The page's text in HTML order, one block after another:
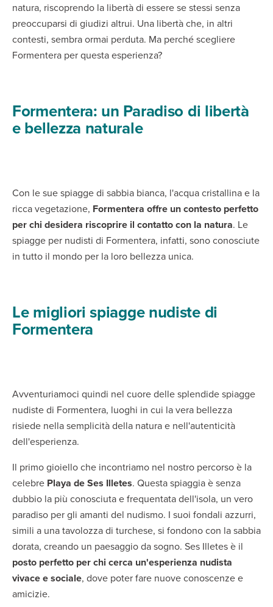
natura, riscoprendo la libertà di essere se stessi senza
preoccuparsi di giudizi altrui. Una libertà che, in altri
contesti, sembra ormai perduta. Ma perché scegliere
Formentera per questa esperienza?
Formentera: un Paradiso di libertà
e bellezza naturale
Con le sue spiagge di sabbia bianca, l'acqua cristallina e la
ricca vegetazione, Formentera offre un contesto perfetto
per chi desidera riscoprire il contatto con la natura. Le
spiagge per nudisti di Formentera, infatti, sono conosciute
in tutto il mondo per la loro bellezza unica.
Le migliori spiagge nudiste di
Formentera
Avventuriamoci quindi nel cuore delle splendide spiagge
nudiste di Formentera, luoghi in cui la vera bellezza
risiede nella semplicità della natura e nell'autenticità
dell'esperienza.
Il primo gioiello che incontriamo nel nostro percorso è la
celebre Playa de Ses Illetes. Questa spiaggia è senza
dubbio la più conosciuta e frequentata dell'isola, un vero
paradiso per gli amanti del nudismo. I suoi fondali azzurri,
simili a una tavolozza di turchese, si fondono con la sabbia
dorata, creando un paesaggio da sogno. Ses Illetes è il
posto perfetto per chi cerca un'esperienza nudista
vivace e sociale, dove poter fare nuove conoscenze e
amicizie.